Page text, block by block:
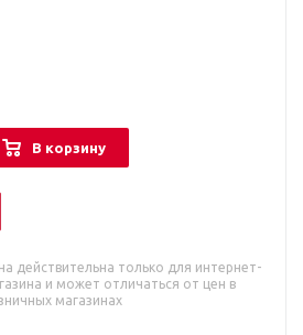
В корзину
действительна только для интернет-
и может отличаться от цен в
магазинах